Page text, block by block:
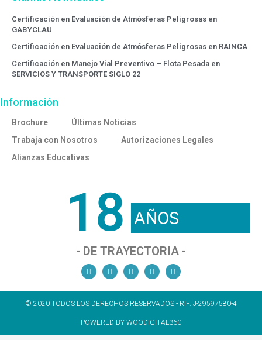
Certificación en Evaluación de Atmósferas Peligrosas en
GABYCLAU
Certificación en Evaluación de Atmósferas Peligrosas en RAINCA
Certificación en Manejo Vial Preventivo – Flota Pesada en
SERVICIOS Y TRANSPORTE SIGLO 22
Información
Brochure
Últimas Noticias
Trabaja con Nosotros
Autorizaciones Legales
Alianzas Educativas
18 AÑOS
- DE TRAYECTORIA -
© 2020 TODOS LOS DERECHOS RESERVADOS - RIF. J-29597580-4
POWERED BY WOODIGITAL360